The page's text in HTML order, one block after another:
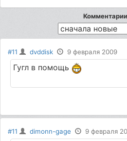
Комментарии
#11 dvddisk 9 февраля 2009
Гугл в помощь
#11 dimonn-gage 9 февраля